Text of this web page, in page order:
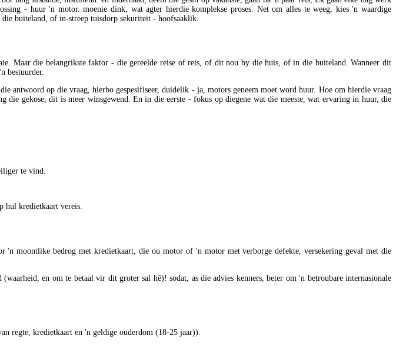
- huur 'n motor. moenie dink, wat agter hierdie komplekse proses. Net om alles te weeg, kies 'n waardige
buiteland, of in-streep tuisdorp sekuriteit - hoofsaaklik.
Maar die belangrikste faktor - die gereelde reise of reis, of dit nou by die huis, of in die buiteland. Wanneer dit
bestuurder.
antwoord op die vraag, hierbo gespesifiseer, duidelik - ja, motors geneem moet word huur. Hoe om hierdie vraag
gekose, dit is meer winsgewend. En in die eerste - fokus op diegene wat die meeste, wat ervaring in huur, die
te vind.
hul kredietkaart vereis.
'n moontlike bedrog met kredietkaart, die ou motor of 'n motor met verborge defekte, versekering geval met die
en om te betaal vir dit groter sal hê)! sodat, as die advies kenners, beter om 'n betroubare internasionale
regte, kredietkaart en 'n geldige ouderdom (18-25 jaar)).